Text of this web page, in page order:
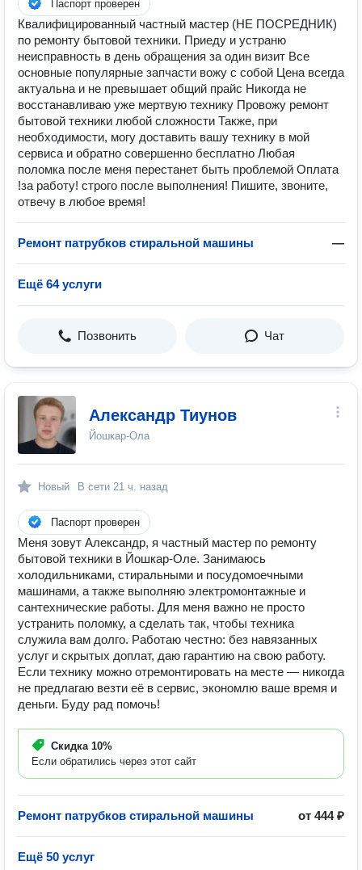
Паспорт проверен
Квалифицированный частный мастер (НЕ ПОСРЕДНИК)
по ремонту бытовой техники. Приеду и устраню
неисправность в день обращения за один визит Все
основные популярные запчасти вожу с собой Цена всегда
актуальна и не превышает общий прайс Никогда не
восстанавливаю уже мертвую технику Провожу ремонт
бытовой техники любой сложности Также, при
необходимости, могу доставить вашу технику в мой
сервиса и обратно совершенно бесплатно Любая
поломка после меня перестанет быть проблемой Оплата
!за работу! строго после выполнения! Пишите, звоните,
отвечу в любое время!
Ремонт патрубков стиральной машины —
Ещё 64 услуги
Позвонить Чат
Александр Тиунов
Йошкар-Ола
Новый В сети 21 ч. назад
Паспорт проверен
Меня зовут Александр, я частный мастер по ремонту
бытовой техники в Йошкар-Оле. Занимаюсь
холодильниками, стиральными и посудомоечными
машинами, а также выполняю электромонтажные и
сантехнические работы. Для меня важно не просто
устранить поломку, а сделать так, чтобы техника
служила вам долго. Работаю честно: без навязанных
услуг и скрытых доплат, даю гарантию на свою работу.
Если технику можно отремонтировать на месте — никогда
не предлагаю везти её в сервис, экономлю ваше время и
деньги. Буду рад помочь!
Скидка 10%
Если обратились через этот сайт
Ремонт патрубков стиральной машины от 444 ₽
Ещё 50 услуг